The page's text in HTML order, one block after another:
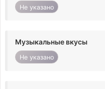
Не указано
Музыкальные вкусы
Не указано